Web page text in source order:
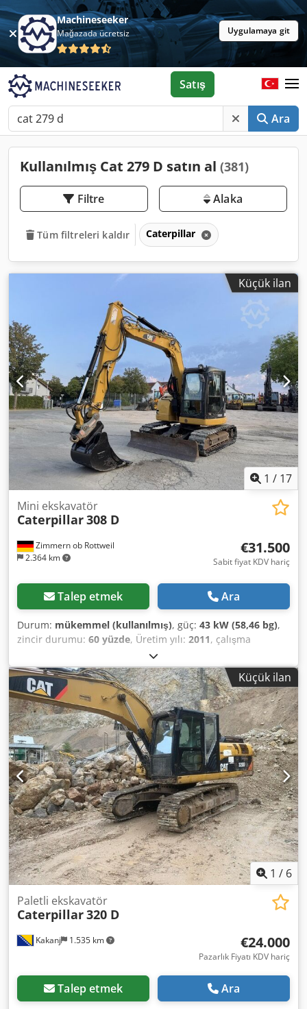
Machineseeker
Mağazada ücretsiz Uygulamaya git
Ara
Satış
Kullanılmış Cat 279 D satın al (381)
Filtre Alaka
Tüm filtreleri kaldır Caterpillar
Küçük ilan
1 / 17
Zimmern ob Rottweil
2.364 km
Mini ekskavatör
Caterpillar308 D
€31.500
Sabit fiyat KDV hariç
Talep etmek Ara
Durum: mükemmel (kullanılmış), güç: 43 kW (58,46 bg),
zincir durumu: 60 yüzde, Üretim yılı: 2011, çalışma
kauçuk paletler, klima
CATERPILLAR 308D Dcedpjzrt Amofx Altok İmalat Yılı: 2011
Çalışma Saati: 8.204 saat Kapalı Kabin Klima Radyo Tek
Bomlu Bom Uzunluğu: 2,20 m Çekiç, kepçe ve makas
bağlantı noktaları Hızlı bağlantı sistemi OQ45 1 adet kepçe
– 750 mm genişlik Paletlerin yaklaşık %60'ı sağlam Zemin
plakaları 450 mm genişlik Destek plakası 43 kW Mitsubishi
motor CE sertifikası Çalışma ağırlığı: 8,5 ton.
Küçük ilan
1 / 6
Kakanj 1.535 km
Paletli ekskavatör
Caterpillar320 D
€24.000
Pazarlık Fiyatı KDV hariç
Talep etmek Ara